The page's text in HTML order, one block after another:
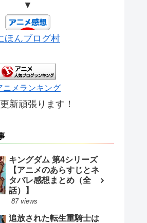
▼
ほんブログ村
ニメランキング
新頑張ります！
キングダム 第4シリーズ
【アニメのあらすじとネ
タバレ感想まとめ（全
話）】
87 views
追放された転生重騎士は